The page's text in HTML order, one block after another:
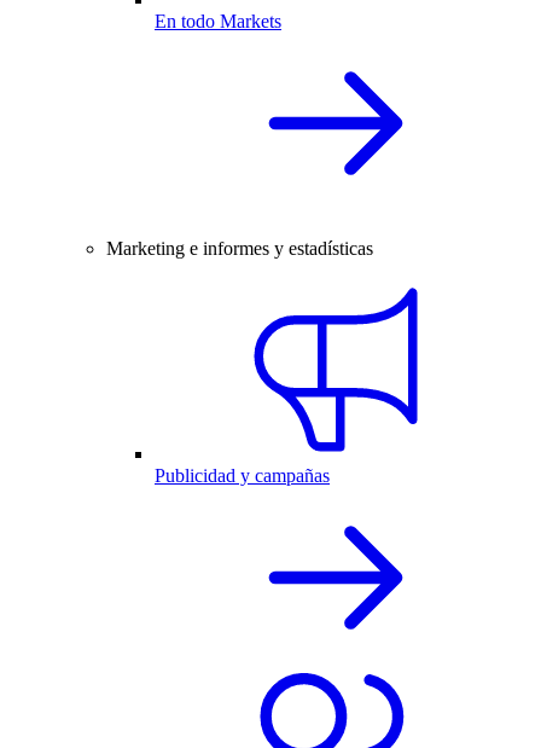
En todo Markets
Marketing e informes y estadísticas
Publicidad y campañas